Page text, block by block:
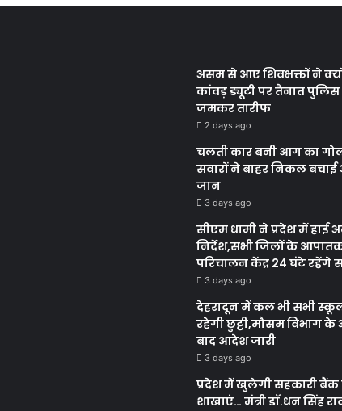
असम से आए शिवभक्तों ने
कांवड़ ड्यूटी पर तैनात
जमकर तारीफ
2 days ago
चलती कार बनी आग का
सवारों ने बाहर निकल बचाई
जान
3 days ago
सीएम धामी ने प्रदेश में हाई
निर्देश,सभी जिलों के
परिचालन केंद्र 24 घंटे रहेंगे
3 days ago
देहरादून में कल भी सभी
रहेगी छुट्टी,मौसम विभाग के
बाद आदेश जारी
3 days ago
प्रदेश में खुलेगी सहकारी बैंक
शाखाएं… मंत्री डाॅ.धन सिंह